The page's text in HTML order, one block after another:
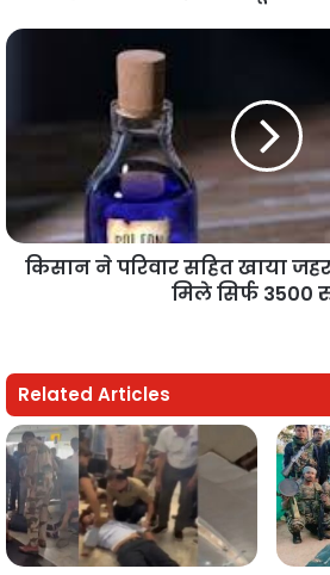
किसान ने परिवार सहित खाया
मिले सिर्फ 3500
Related Articles